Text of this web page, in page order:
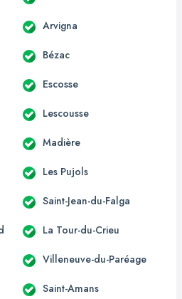
Arvigna
Bézac
Escosse
Lescousse
Madière
Les Pujols
Saint-Jean-du-Falga
La Tour-du-Crieu
Villeneuve-du-Paréage
Saint-Amans